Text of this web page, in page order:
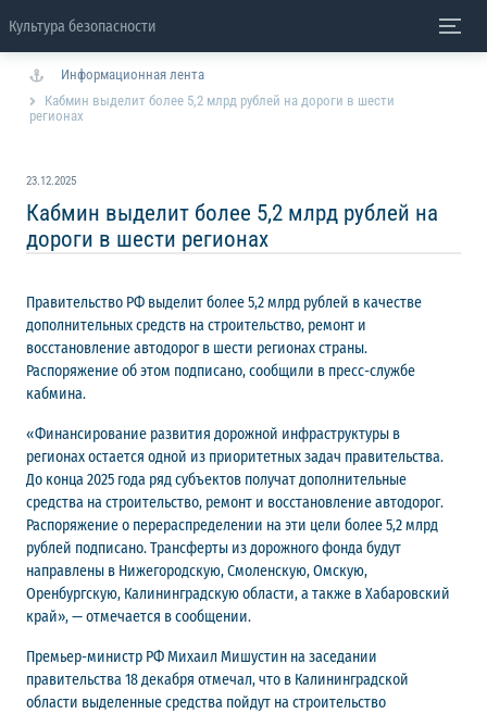
Культура безопасности
Информационная лента
Кабмин выделит более 5,2 млрд рублей на дороги в шести
регионах
23.12.2025
Кабмин выделит более 5,2 млрд рублей на
дороги в шести регионах
Правительство РФ выделит более 5,2 млрд рублей в качестве
дополнительных средств на строительство, ремонт и
восстановление автодорог в шести регионах страны.
Распоряжение об этом подписано, сообщили в пресс-службе
кабмина.
«Финансирование развития дорожной инфраструктуры в
регионах остается одной из приоритетных задач правительства.
До конца 2025 года ряд субъектов получат дополнительные
средства на строительство, ремонт и восстановление автодорог.
Распоряжение о перераспределении на эти цели более 5,2 млрд
рублей подписано. Трансферты из дорожного фонда будут
направлены в Нижегородскую, Смоленскую, Омскую,
Оренбургскую, Калининградскую области, а также в Хабаровский
край», — отмечается в сообщении.
Премьер-министр РФ Михаил Мишустин на заседании
правительства 18 декабря отмечал, что в Калининградской
области выделенные средства пойдут на строительство